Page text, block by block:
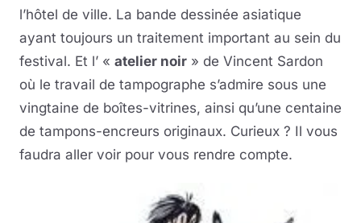
l’hôtel de ville. La bande dessinée asiatique
ayant toujours un traitement important au sein du
festival. Et l’ « atelier noir » de Vincent Sardon
où le travail de tampographe s’admire sous une
vingtaine de boîtes-vitrines, ainsi qu’une centaine
de tampons-encreurs originaux. Curieux ? Il vous
faudra aller voir pour vous rendre compte.